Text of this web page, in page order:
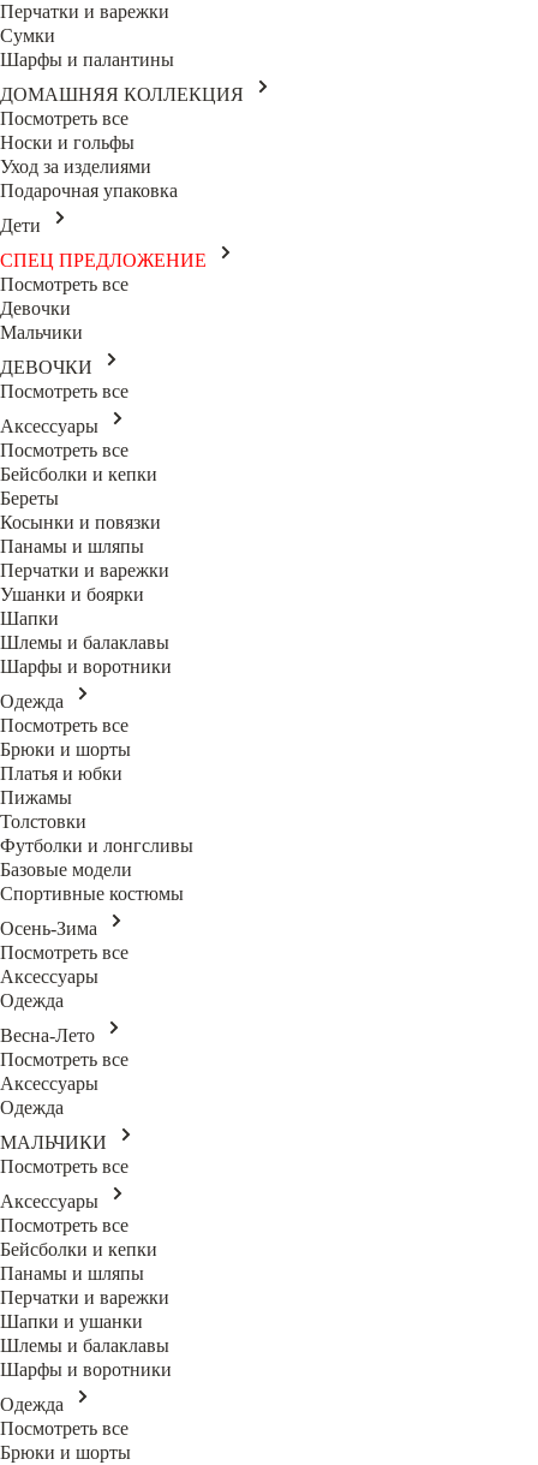
Перчатки и варежки
Сумки
Шарфы и палантины
ДОМАШНЯЯ КОЛЛЕКЦИЯ
Посмотреть все
Носки и гольфы
Уход за изделиями
Подарочная упаковка
Дети
СПЕЦ ПРЕДЛОЖЕНИЕ
Посмотреть все
Девочки
Мальчики
ДЕВОЧКИ
Посмотреть все
Аксессуары
Посмотреть все
Бейсболки и кепки
Береты
Косынки и повязки
Панамы и шляпы
Перчатки и варежки
Ушанки и боярки
Шапки
Шлемы и балаклавы
Шарфы и воротники
Одежда
Посмотреть все
Брюки и шорты
Платья и юбки
Пижамы
Толстовки
Футболки и лонгсливы
Базовые модели
Спортивные костюмы
Осень-Зима
Посмотреть все
Аксессуары
Одежда
Весна-Лето
Посмотреть все
Аксессуары
Одежда
МАЛЬЧИКИ
Посмотреть все
Аксессуары
Посмотреть все
Бейсболки и кепки
Панамы и шляпы
Перчатки и варежки
Шапки и ушанки
Шлемы и балаклавы
Шарфы и воротники
Одежда
Посмотреть все
Брюки и шорты